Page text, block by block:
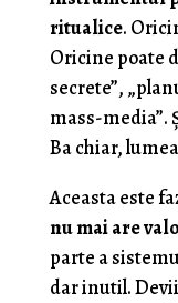
ritualice.
Oricine poate
secrete”,
mass-media”.
Ba chiar,
Aceasta este
nu mai are
parte a
dar inutil.